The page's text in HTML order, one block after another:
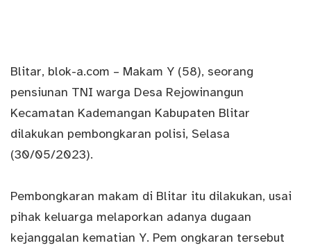
Blitar, blok-a.com – Makam Y (58), seorang
pensiunan TNI warga Desa Rejowinangun
Kecamatan Kademangan Kabupaten Blitar
dilakukan pembongkaran polisi, Selasa
(30/05/2023).
Pembongkaran makam di Blitar itu dilakukan, usai
pihak keluarga melaporkan adanya dugaan
kejanggalan kematian Y. Pem ongkaran tersebut